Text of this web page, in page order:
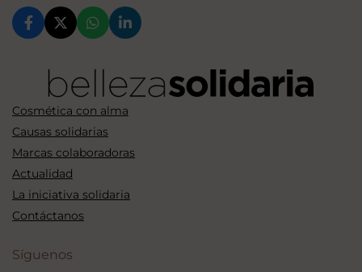
Cosmética con alma
Causas solidarias
Marcas colaboradoras
Actualidad
La iniciativa solidaria
Contáctanos
Síguenos